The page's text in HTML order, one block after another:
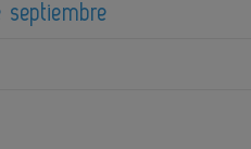
septiembre